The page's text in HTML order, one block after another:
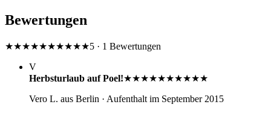
Bewertungen
★★★★★★★★★★5 · 1 Bewertungen
V
Herbsturlaub auf Poel!★★★★★★★★★★
Vero L. aus Berlin · Aufenthalt im September 2015